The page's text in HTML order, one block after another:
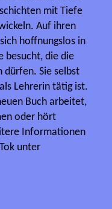
mit Tiefe
Auf ihren
hoffnungslos in
besucht, die die
dürfen. Sie selbst
Lehrerin tätig ist.
Buch arbeitet,
oder hört
Informationen
unter